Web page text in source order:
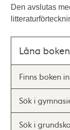
Den avslutas
Låna boken
Finns boken
Sök i
Sök i